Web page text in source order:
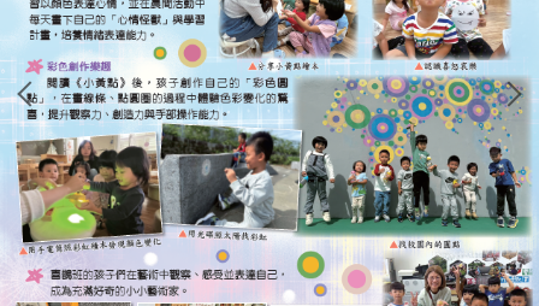
校外人士協助教學專區
濂洞國小70週年校慶